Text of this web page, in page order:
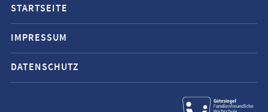
Navigation
und
Social
Media
Kontakte
STARTSEITE
IMPRESSUM
DATENSCHUTZ